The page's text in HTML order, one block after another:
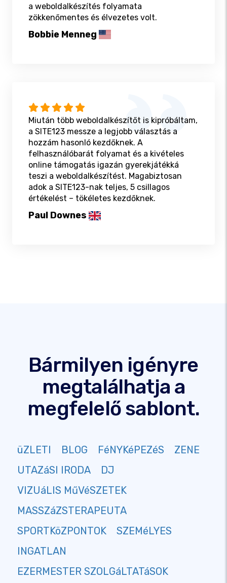
a weboldalkészítés folyamata
zökkenőmentes és élvezetes volt.
Bobbie Menneg
Miután több weboldalkészítőt is kipróbáltam,
a SITE123 messze a legjobb választás a
hozzám hasonló kezdőknek. A
felhasználóbarát folyamat és a kivételes
online támogatás igazán gyerekjátékká
teszi a weboldalkészítést. Magabiztosan
adok a SITE123-nak teljes, 5 csillagos
értékelést – tökéletes kezdőknek.
Paul Downes
Bármilyen igényre
megtalálhatja a
megfelelő sablont.
üZLETI BLOG FéNYKéPEZéS
ZENE
UTAZáSI IRODA
DJ
VIZUáLIS MűVéSZETEK
MASSZáZSTERAPEUTA
SPORTKöZPONTOK
SZEMéLYES
INGATLAN
EZERMESTER SZOLGáLTATáSOK